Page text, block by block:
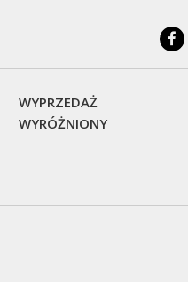
WYPRZEDAŻ
WYRÓŻNIONY